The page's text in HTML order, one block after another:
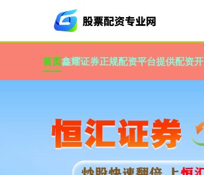
首页鑫耀证券正规配资平台提供配资